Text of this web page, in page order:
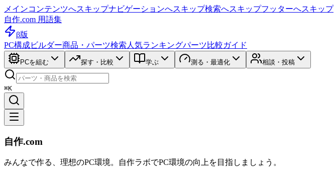
メインコンテンツへスキップナビゲーションへスキップ検索へスキップフッターへスキップ
自作.com 用語集
β版
PC構成ビルダー商品・パーツ検索 人気ランキングパーツ比較ガイド
PCを組む 探す・比較 学ぶ 測る・最適化 相談・投稿
⌘K
自作.com
みんなで作る、理想のPC環境。 自作ラボでPC環境の向上を目指しましょう。